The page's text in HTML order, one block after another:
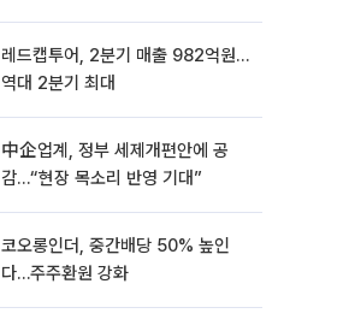
레드캡투어, 2분기 매출 982억원…
역대 2분기 최대
中企업계, 정부 세제개편안에 공
감…“현장 목소리 반영 기대”
코오롱인더, 중간배당 50% 높인
다…주주환원 강화